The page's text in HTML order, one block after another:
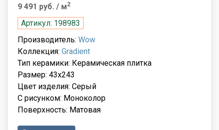
9 491 руб. / м2
Артикул: 198983
Производитель: Wow
Коллекция: Gradient
Тип керамики: Керамическая плитка
Размер: 43x243
Цвет изделия: Серый
С рисунком: Моноколор
Поверхность: Матовая